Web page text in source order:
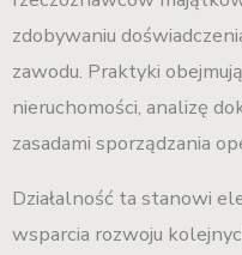
zdobywaniu
zawodu. Praktyki
nieruchomości, analizę
zasadami sporządzania
Działalność ta stanowi
wsparcia rozwoju